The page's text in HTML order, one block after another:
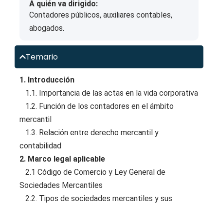
A quién va dirigido:
Contadores públicos, auxiliares contables,
abogados.
Temario
1. Introducción
1.1. Importancia de las actas en la vida corporativa
1.2. Función de los contadores en el ámbito
mercantil
1.3. Relación entre derecho mercantil y
contabilidad
2. Marco legal aplicable
2.1 Código de Comercio y Ley General de
Sociedades Mercantiles
2.2. Tipos de sociedades mercantiles y sus